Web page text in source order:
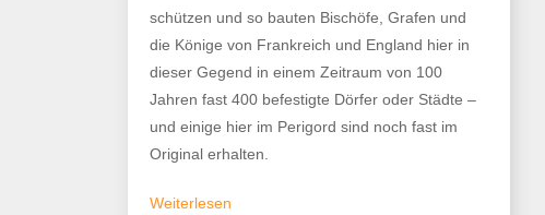
schützen und so bauten Bischöfe, Grafen und
die Könige von Frankreich und England hier in
dieser Gegend in einem Zeitraum von 100
Jahren fast 400 befestigte Dörfer oder Städte –
und einige hier im Perigord sind noch fast im
Original erhalten.
Weiterlesen